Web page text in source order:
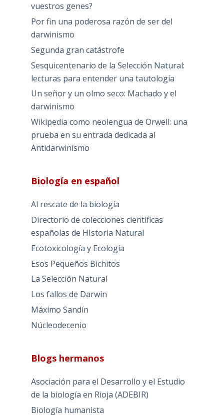
vuestros genes?
Por fin una poderosa razón de ser del
darwinismo
Segunda gran catástrofe
Sesquicentenario de la Selección Natural:
lecturas para entender una tautología
Un señor y un olmo seco: Machado y el
darwinismo
Wikipedia como neolengua de Orwell: una
prueba en su entrada dedicada al
Antidarwinismo
Biología en español
Al rescate de la biología
Directorio de colecciones científicas
españolas de HIstoria Natural
Ecotoxicología y Ecología
Esos Pequeños Bichitos
La Selección Natural
Los fallos de Darwin
Máximo Sandín
Núcleodecenio
Blogs hermanos
Asociación para el Desarrollo y el Estudio
de la biología en Rioja (ADEBIR)
Biología humanista